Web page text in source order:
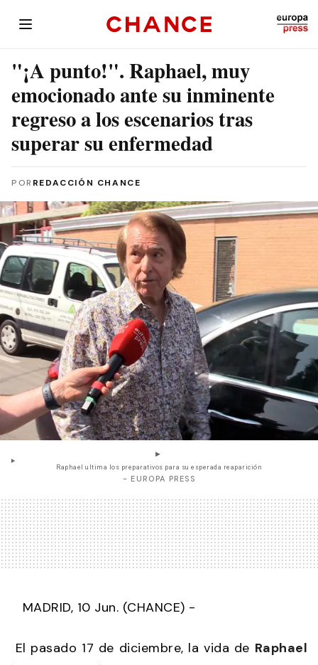
"¡A punto!". Raphael, muy
emocionado ante su inminente
regreso a los escenarios tras
superar su enfermedad
POR REDACCIÓN CHANCE
Raphael ultima los preparativos para su esperada reaparición
- EUROPA PRESS
MADRID, 10 Jun. (CHANCE) -
El pasado 17 de diciembre, la vida de Raphael